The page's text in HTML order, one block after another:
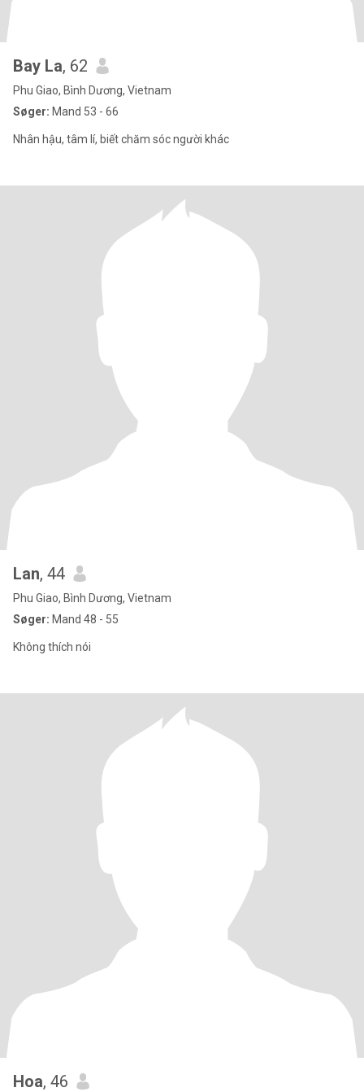
Bay La, 62
Phu Giao, Bình Dương, Vietnam
Søger: Mand 53 - 66
Nhân hậu, tâm lí, biết chăm sóc người khác
Lan, 44
Phu Giao, Bình Dương, Vietnam
Søger: Mand 48 - 55
Không thích nói
Hoa, 46